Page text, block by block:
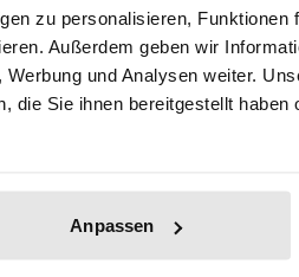
zu personalisieren,
Außerdem geben wir
und Analysen weiter.
die Sie ihnen bereitgestellt
Anpassen
herrschte in Deutschland ein
und verfolgt. Die